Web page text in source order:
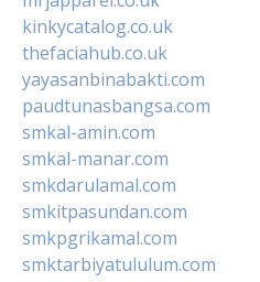
kinkycatalog.co.uk
thefaciahub.co.uk
yayasanbinabakti.com
paudtunasbangsa.com
smkal-amin.com
smkal-manar.com
smkdarulamal.com
smkitpasundan.com
smkpgrikamal.com
smktarbiyatululum.com